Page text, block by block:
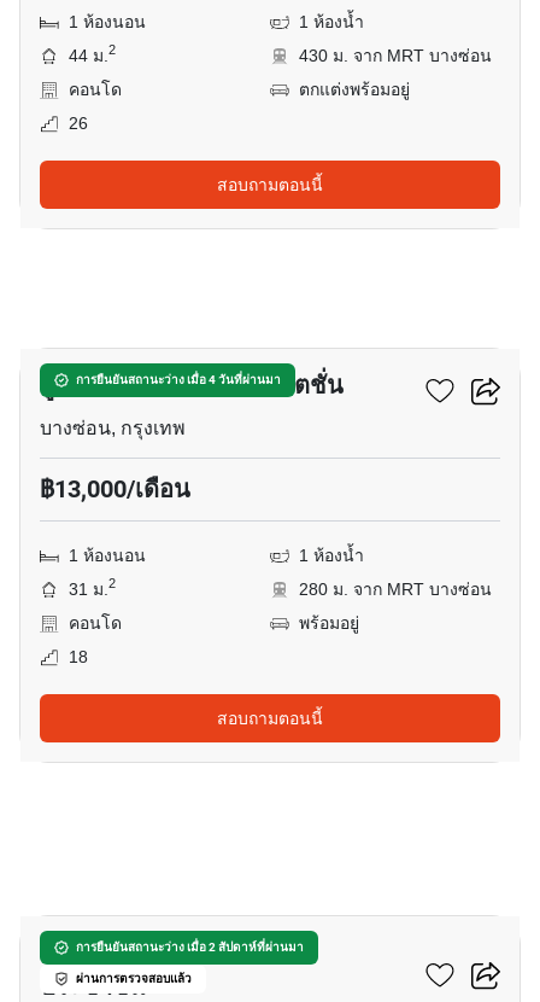
1 ห้องนอน
1 ห้องน้ำ
44 ม.2
430 ม. จาก MRT บางซ่อน
คอนโด
ตกแต่งพร้อมอยู่
26
สอบถามตอนนี้
การยืนยันสถานะว่าง เมื่อ 4 วันที่ผ่านมา
ยู ดีไลท์ แอท บางซ่อน สเตชั่น
บางซ่อน, กรุงเทพ
฿13,000/เดือน
1 ห้องนอน
1 ห้องน้ำ
31 ม.2
280 ม. จาก MRT บางซ่อน
คอนโด
พร้อมอยู่
18
สอบถามตอนนี้
การยืนยันสถานะว่าง เมื่อ 2 สัปดาห์ที่ผ่านมา
ผ่านการตรวจสอบแล้ว
ศุภาลัย เวอเรนด้า รัชวิภา -
ประชาชื่น